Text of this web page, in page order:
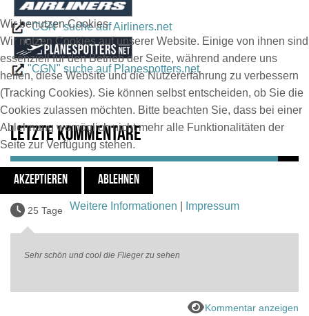
"CGN" suche auf Airliners.net
"CGN" suche auf Planespotters.net
Letzte Kommentare
25 Tage
Sehr schön und cool die Flieger zu sehen
Kommentar anzeigen
Wir benutzen Cookies
Wir nutzen Cookies auf unserer Website. Einige von ihnen sind
essenziell für den Betrieb der Seite, während andere uns
helfen, diese Website und die Nutzererfahrung zu verbessern
(Tracking Cookies). Sie können selbst entscheiden, ob Sie die
Cookies zulassen möchten. Bitte beachten Sie, dass bei einer
Ablehnung womöglich nicht mehr alle Funktionalitäten der
Seite zur Verfügung stehen.
AKZEPTIEREN ABLEHNEN
Weitere Informationen Impressum